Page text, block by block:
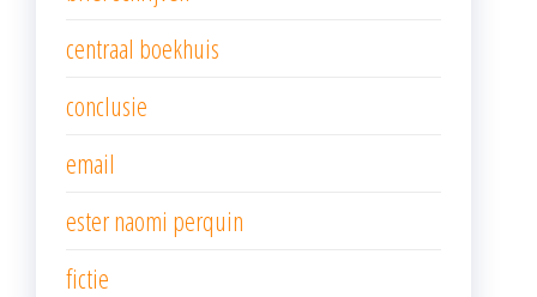
centraal boekhuis
conclusie
email
ester naomi perquin
fictie